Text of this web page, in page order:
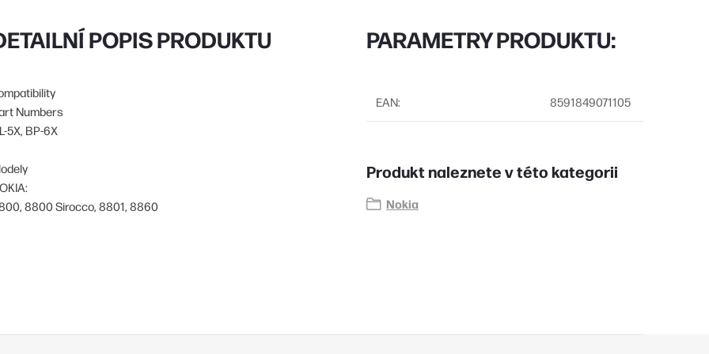
POPIS PRODUKTU
Numbers
5X, BP-6X
8800 Sirocco, 8801, 8860
PARAMETRY PRODUKTU:
EAN: 8591849071105
Produkt naleznete v této kategorii
Nokia